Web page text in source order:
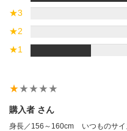
★3
★2
★1
star_ratestar_rate star_rate star_rate star_rate
購入者 さん
身長／156～160cm いつものサ